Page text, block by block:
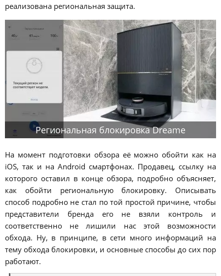
реализована региональная защита.
Региональная блокировка Dreame
На момент подготовки обзора её можно обойти как на
iOS, так и на Android смартфонах. Продавец, ссылку на
которого оставил в конце обзора, подробно объясняет,
как обойти региональную блокировку. Описывать
способ подробно не стал по той простой причине, чтобы
представители бренда его не взяли контроль и
соответственно не лишили нас этой возможности
обхода. Ну, в принципе, в сети много информаций на
тему обхода блокировки, и основные способы до сих пор
работают.